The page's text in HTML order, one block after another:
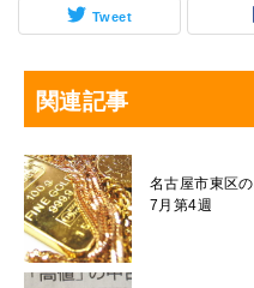
Tweet
関連記事
名古屋市東区
7月第4週